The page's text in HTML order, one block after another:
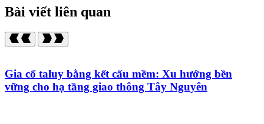
Bài viết liên quan
Gia cố taluy bằng kết cấu mềm: Xu hướng bền
vững cho hạ tầng giao thông Tây Nguyên